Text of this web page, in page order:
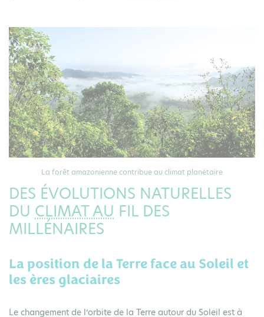
La forêt amazonienne contribue au climat planétaire
DES ÉVOLUTIONS NATURELLES
DU CLIMAT AU FIL DES
MILLÉNAIRES
La position de la Terre face au Soleil et
les ères glaciaires
Le changement de l’orbite de la Terre autour du Soleil est à